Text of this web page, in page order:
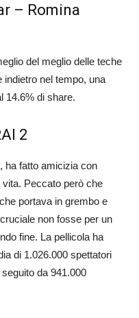
– Romina
del meglio delle teche
indietro nel tempo, una
14.6% di share.
2
ha fatto amicizia con
Peccato però che
portava in grembo e
non fosse per un
fine. La pellicola ha
di 1.026.000 spettatori
da 941.000